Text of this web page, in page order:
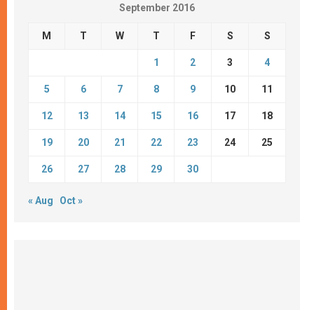
September 2016
M T W T F S S
1 2 3 4
5 6 7 8 9 10 11
12 13 14 15 16 17 18
19 20 21 22 23 24 25
26 27 28 29 30
« Aug Oct »